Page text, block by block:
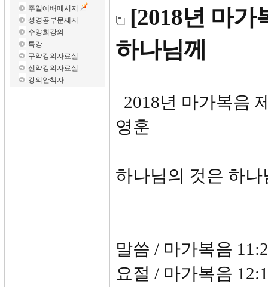
주일예배메시지
성경공부문제지
수양회강의
특강
구약강의자료실
신약강의자료실
강의안책자
[2018년 마가
하나님께
2018년
영훈
하나님의 것은 하나
말씀 / 마가복음
요절 / 마가복음